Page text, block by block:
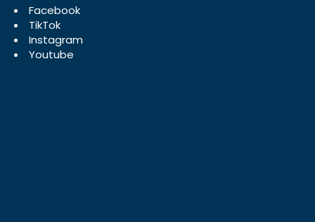
Facebook
TikTok
Instagram
Youtube